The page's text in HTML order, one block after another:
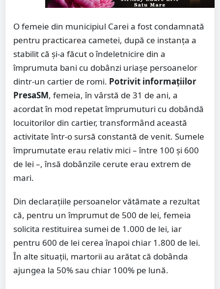
O femeie din municipiul Carei a fost condamnată
pentru practicarea cametei, după ce instanța a
stabilit că și-a făcut o îndeletnicire din a
împrumuta bani cu dobânzi uriașe persoanelor
dintr-un cartier de romi. Potrivit informațiilor
PresaSM, femeia, în vârstă de 31 de ani, a
acordat în mod repetat împrumuturi cu dobândă
locuitorilor din cartier, transformând această
activitate într-o sursă constantă de venit. Sumele
împrumutate erau relativ mici – între 100 și 600
de lei –, însă dobânzile cerute erau extrem de
mari.
Din declarațiile persoanelor vătămate a rezultat
că, pentru un împrumut de 500 de lei, femeia
solicita restituirea sumei de 1.000 de lei, iar
pentru 600 de lei cerea înapoi chiar 1.800 de lei.
În alte situații, martorii au arătat că dobânda
ajungea la 50% sau chiar 100% pe lună.